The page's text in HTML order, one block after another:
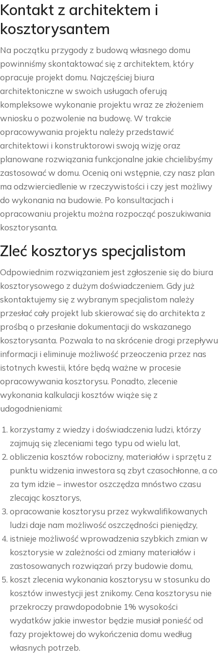
Kontakt z architektem i
kosztorysantem
Na początku przygody z budową własnego domu
powinniśmy skontaktować się z architektem, który
opracuje projekt domu. Najczęściej biura
architektoniczne w swoich usługach oferują
kompleksowe wykonanie projektu wraz ze złożeniem
wniosku o pozwolenie na budowę. W trakcie
opracowywania projektu należy przedstawić
architektowi i konstruktorowi swoją wizję oraz
planowane rozwiązania funkcjonalne jakie chcielibyśmy
zastosować w domu. Ocenią oni wstępnie, czy nasz plan
ma odzwierciedlenie w rzeczywistości i czy jest możliwy
do wykonania na budowie. Po konsultacjach i
opracowaniu projektu można rozpocząć poszukiwania
kosztorysanta.
Zleć kosztorys specjalistom
Odpowiednim rozwiązaniem jest zgłoszenie się do biura
kosztorysowego z dużym doświadczeniem. Gdy już
skontaktujemy się z wybranym specjalistom należy
przesłać cały projekt lub skierować się do architekta z
prośbą o przesłanie dokumentacji do wskazanego
kosztorysanta. Pozwala to na skrócenie drogi przepływu
informacji i eliminuje możliwość przeoczenia przez nas
istotnych kwestii, które będą ważne w procesie
opracowywania kosztorysu. Ponadto, zlecenie
wykonania kalkulacji kosztów wiąże się z
udogodnieniami:
korzystamy z wiedzy i doświadczenia ludzi, którzy
zajmują się zleceniami tego typu od wielu lat,
obliczenia kosztów robocizny, materiałów i sprzętu z
punktu widzenia inwestora są zbyt czasochłonne, a co
za tym idzie – inwestor oszczędza mnóstwo czasu
zlecając kosztorys,
opracowanie kosztorysu przez wykwalifikowanych
ludzi daje nam możliwość oszczędności pieniędzy,
istnieje możliwość wprowadzenia szybkich zmian w
kosztorysie w zależności od zmiany materiałów i
zastosowanych rozwiązań przy budowie domu,
koszt zlecenia wykonania kosztorysu w stosunku do
kosztów inwestycji jest znikomy. Cena kosztorysu nie
przekroczy prawdopodobnie 1% wysokości
wydatków jakie inwestor będzie musiał ponieść od
fazy projektowej do wykończenia domu według
własnych potrzeb.